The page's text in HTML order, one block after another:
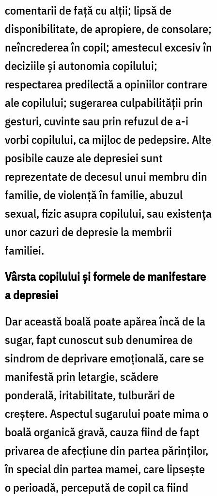
comentarii de faţă cu alţii; lipsă de
disponibilitate, de apropiere, de consolare;
neîncrederea în copil; amestecul excesiv în
deciziile şi autonomia copilului;
respectarea predilectă a opiniilor contrare
ale copilului; sugerarea culpabilităţii prin
gesturi, cuvinte sau prin refuzul de a-i
vorbi copilului, ca mijloc de pedepsire. Alte
posibile cauze ale depresiei sunt
reprezentate de decesul unui membru din
familie, de violenţă în familie, abuzul
sexual, fizic asupra copilului, sau existenţa
unor cazuri de depresie la membrii
familiei.
Vârsta copilului şi formele de manifestare
a depresiei
Dar această boală poate apărea încă de la
sugar, fapt cunoscut sub denumirea de
sindrom de deprivare emoţională, care se
manifestă prin letargie, scădere
ponderală, iritabilitate, tulburări de
creştere. Aspectul sugarului poate mima o
boală organică gravă, cauza fiind de fapt
privarea de afecţiune din partea părinţilor,
în special din partea mamei, care lipseşte
o perioadă, percepută de copil ca fiind